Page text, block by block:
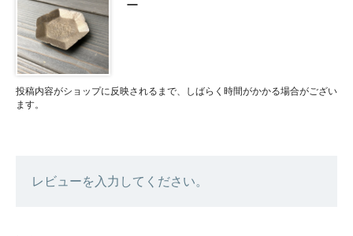
ー
投稿内容がショップに反映されるまで、しばらく時間がかかる場合がござい
ます。
レビューを入力してください。